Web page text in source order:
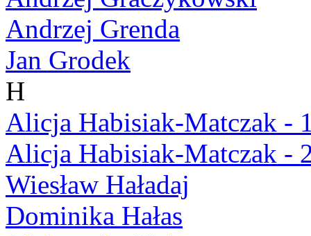
Andrzej Grenda
Jan Grodek
H
Alicja Habisiak-Matczak -
Alicja Habisiak-Matczak -
Wiesław Haładaj
Dominika Hałas